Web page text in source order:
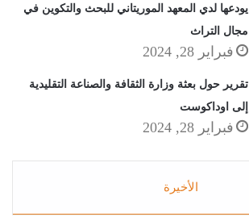
يودعها لدي المعهد الموريتاني للبحث والتكوين في
مجال التراث
فبراير 28, 2024
تقرير حول بعثة وزارة الثقافة والصناعة التقليدية
إلى اوداكوست
فبراير 28, 2024
الأخيرة